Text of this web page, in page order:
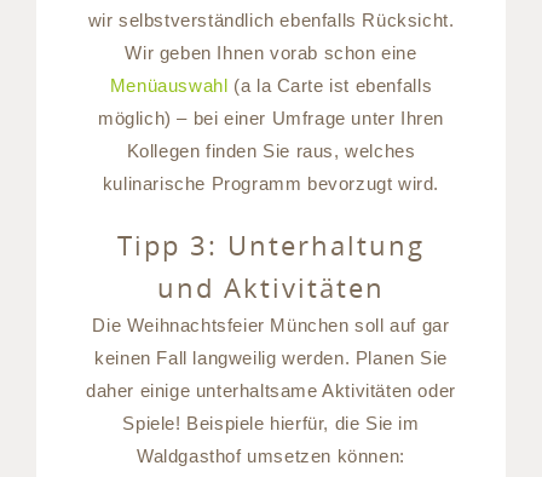
wir selbstverständlich ebenfalls Rücksicht.
Wir geben Ihnen vorab schon eine
Menüauswahl (a la Carte ist ebenfalls
möglich) – bei einer Umfrage unter Ihren
Kollegen finden Sie raus, welches
kulinarische Programm bevorzugt wird.
Tipp 3: Unterhaltung
und Aktivitäten
Die Weihnachtsfeier München soll auf gar
keinen Fall langweilig werden. Planen Sie
daher einige unterhaltsame Aktivitäten oder
Spiele! Beispiele hierfür, die Sie im
Waldgasthof umsetzen können: